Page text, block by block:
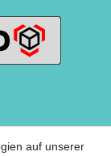
auf unserer